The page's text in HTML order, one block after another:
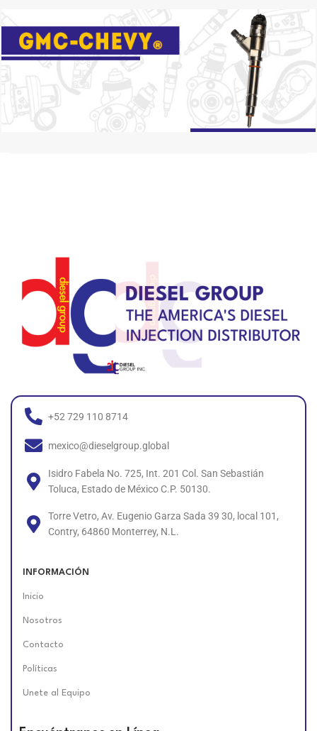
+52 729 110 8714
mexico@dieselgroup.global
Isidro Fabela No. 725, Int. 201 Col. San Sebastián
Toluca, Estado de México C.P. 50130.
Torre Vetro, Av. Eugenio Garza Sada 39 30, local 101,
Contry, 64860 Monterrey, N.L.
INFORMACIÓN
Inicio
Nosotros
Contacto
Políticas
Unete al Equipo